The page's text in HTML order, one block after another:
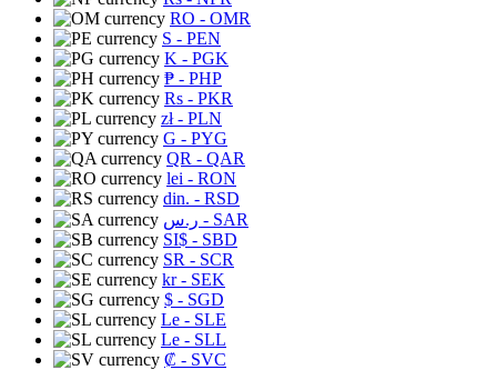
RO - OMR
S - PEN
K - PGK
₱ - PHP
Rs - PKR
zł- PLN
G - PYG
QR - QAR
lei - RON
din. - RSD
ر.س - SAR
SI$ - SBD
SR - SCR
kr- SEK
$ - SGD
Le - SLE
Le - SLL
₡ - SVC